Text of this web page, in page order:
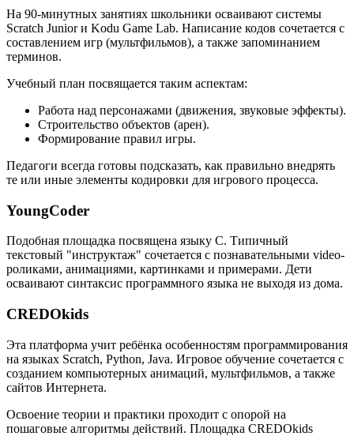
На 90-минутных занятиях школьники осваивают системы
Scratch Junior и Kodu Game Lab. Написание кодов сочетается с
составлением игр (мультфильмов), а также запоминанием
терминов.
Учебный план посвящается таким аспектам:
Работа над персонажами (движения, звуковые эффекты).
Строительство объектов (арен).
Формирование правил игры.
Педагоги всегда готовы подсказать, как правильно внедрять
те или иные элементы кодировки для игрового процесса.
YoungCoder
Подобная площадка посвящена языку C. Типичный
текстовый "инструктаж" сочетается с познавательными video-
роликами, анимациями, картинками и примерами. Дети
осваивают синтаксис программного языка не выходя из дома.
CREDOkids
Эта платформа учит ребёнка особенностям программирования
на языках Scratch, Python, Java. Игровое обучение сочетается с
созданием компьютерных анимаций, мультфильмов, а также
сайтов Интернета.
Освоение теории и практики проходит с опорой на
пошаговые алгоритмы действий. Площадка CREDOkids